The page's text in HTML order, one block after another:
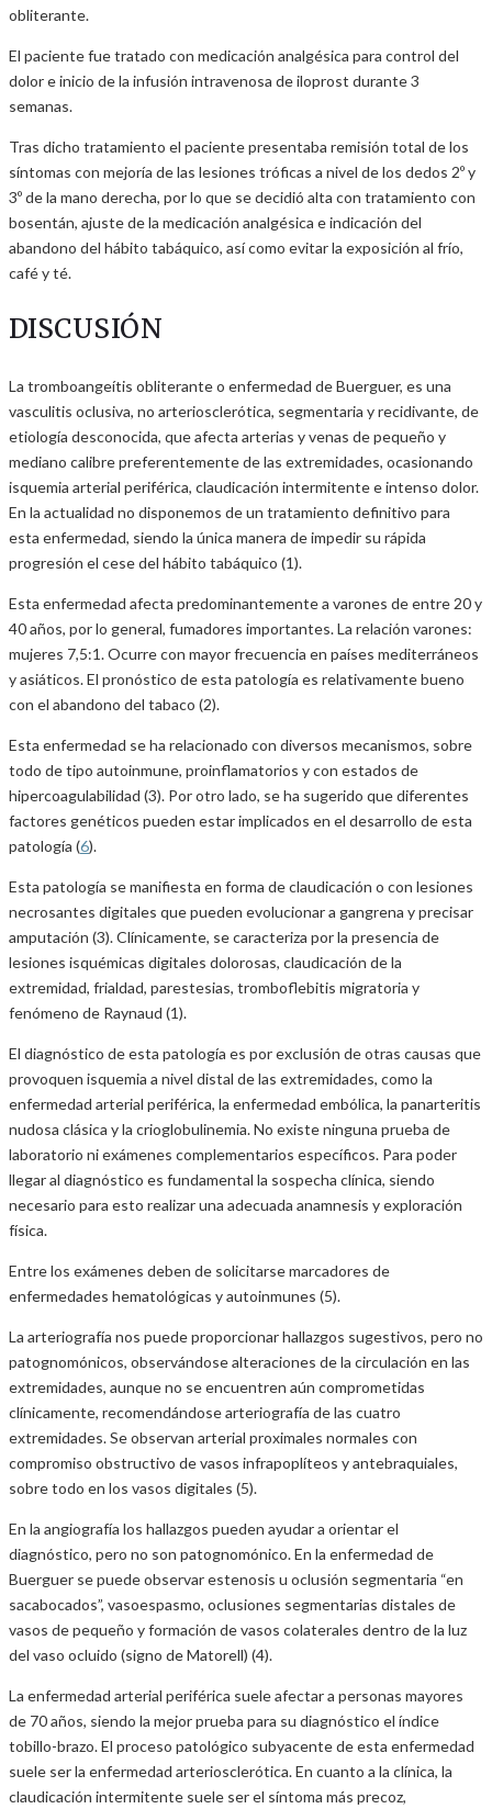
obliterante.
El paciente fue tratado con medicación analgésica para control del
dolor e inicio de la infusión intravenosa de iloprost durante 3
semanas.
Tras dicho tratamiento el paciente presentaba remisión total de los
síntomas con mejoría de las lesiones tróficas a nivel de los dedos 2º y
3º de la mano derecha, por lo que se decidió alta con tratamiento con
bosentán, ajuste de la medicación analgésica e indicación del
abandono del hábito tabáquico, así como evitar la exposición al frío,
café y té.
DISCUSIÓN
La tromboangeítis obliterante o enfermedad de Buerguer, es una
vasculitis oclusiva, no arteriosclerótica, segmentaria y recidivante, de
etiología desconocida, que afecta arterias y venas de pequeño y
mediano calibre preferentemente de las extremidades, ocasionando
isquemia arterial periférica, claudicación intermitente e intenso dolor.
En la actualidad no disponemos de un tratamiento definitivo para
esta enfermedad, siendo la única manera de impedir su rápida
progresión el cese del hábito tabáquico (1).
Esta enfermedad afecta predominantemente a varones de entre 20 y
40 años, por lo general, fumadores importantes. La relación varones:
mujeres 7,5:1. Ocurre con mayor frecuencia en países mediterráneos
y asiáticos. El pronóstico de esta patología es relativamente bueno
con el abandono del tabaco (2).
Esta enfermedad se ha relacionado con diversos mecanismos, sobre
todo de tipo autoinmune, proinflamatorios y con estados de
hipercoagulabilidad (3). Por otro lado, se ha sugerido que diferentes
factores genéticos pueden estar implicados en el desarrollo de esta
patología (6).
Esta patología se manifiesta en forma de claudicación o con lesiones
necrosantes digitales que pueden evolucionar a gangrena y precisar
amputación (3). Clínicamente, se caracteriza por la presencia de
lesiones isquémicas digitales dolorosas, claudicación de la
extremidad, frialdad, parestesias, tromboflebitis migratoria y
fenómeno de Raynaud (1).
El diagnóstico de esta patología es por exclusión de otras causas que
provoquen isquemia a nivel distal de las extremidades, como la
enfermedad arterial periférica, la enfermedad embólica, la panarteritis
nudosa clásica y la crioglobulinemia. No existe ninguna prueba de
laboratorio ni exámenes complementarios específicos. Para poder
llegar al diagnóstico es fundamental la sospecha clínica, siendo
necesario para esto realizar una adecuada anamnesis y exploración
física.
Entre los exámenes deben de solicitarse marcadores de
enfermedades hematológicas y autoinmunes (5).
La arteriografía nos puede proporcionar hallazgos sugestivos, pero no
patognomónicos, observándose alteraciones de la circulación en las
extremidades, aunque no se encuentren aún comprometidas
clínicamente, recomendándose arteriografía de las cuatro
extremidades. Se observan arterial proximales normales con
compromiso obstructivo de vasos infrapoplíteos y antebraquiales,
sobre todo en los vasos digitales (5).
En la angiografía los hallazgos pueden ayudar a orientar el
diagnóstico, pero no son patognomónico. En la enfermedad de
Buerguer se puede observar estenosis u oclusión segmentaria “en
sacabocados”, vasoespasmo, oclusiones segmentarias distales de
vasos de pequeño y formación de vasos colaterales dentro de la luz
del vaso ocluido (signo de Matorell) (4).
La enfermedad arterial periférica suele afectar a personas mayores
de 70 años, siendo la mejor prueba para su diagnóstico el índice
tobillo-brazo. El proceso patológico subyacente de esta enfermedad
suele ser la enfermedad arteriosclerótica. En cuanto a la clínica, la
claudicación intermitente suele ser el síntoma más precoz,